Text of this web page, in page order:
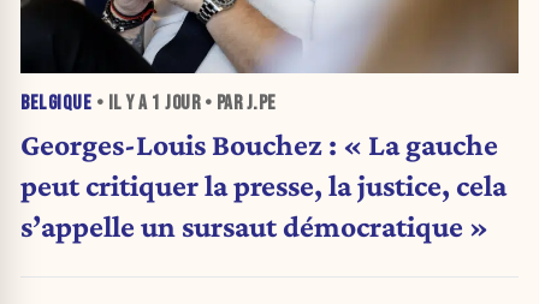
BELGIQUE • IL Y A 1 JOUR• PAR J.PE
Georges-Louis Bouchez : « La gauche
peut critiquer la presse, la justice, cela
s’appelle un sursaut démocratique »